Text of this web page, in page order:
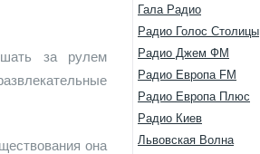
за рулем
она
Гала Радио
Радио Голос Столицы
Радио Джем ФМ
Радио Европа FM
Радио Европа Плюс
Радио Киев
Львовская Волна